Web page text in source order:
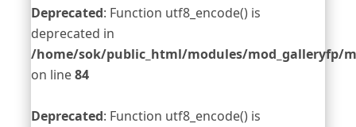
Deprecated: Function utf8_encode() is
deprecated in
/home/sok/public_html/modules/mod_galleryfp/
on line84
Deprecated: Function utf8_encode() is